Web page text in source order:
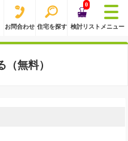
お問合わせ 住宅を探す
0
検討リスト メニュー
無料）